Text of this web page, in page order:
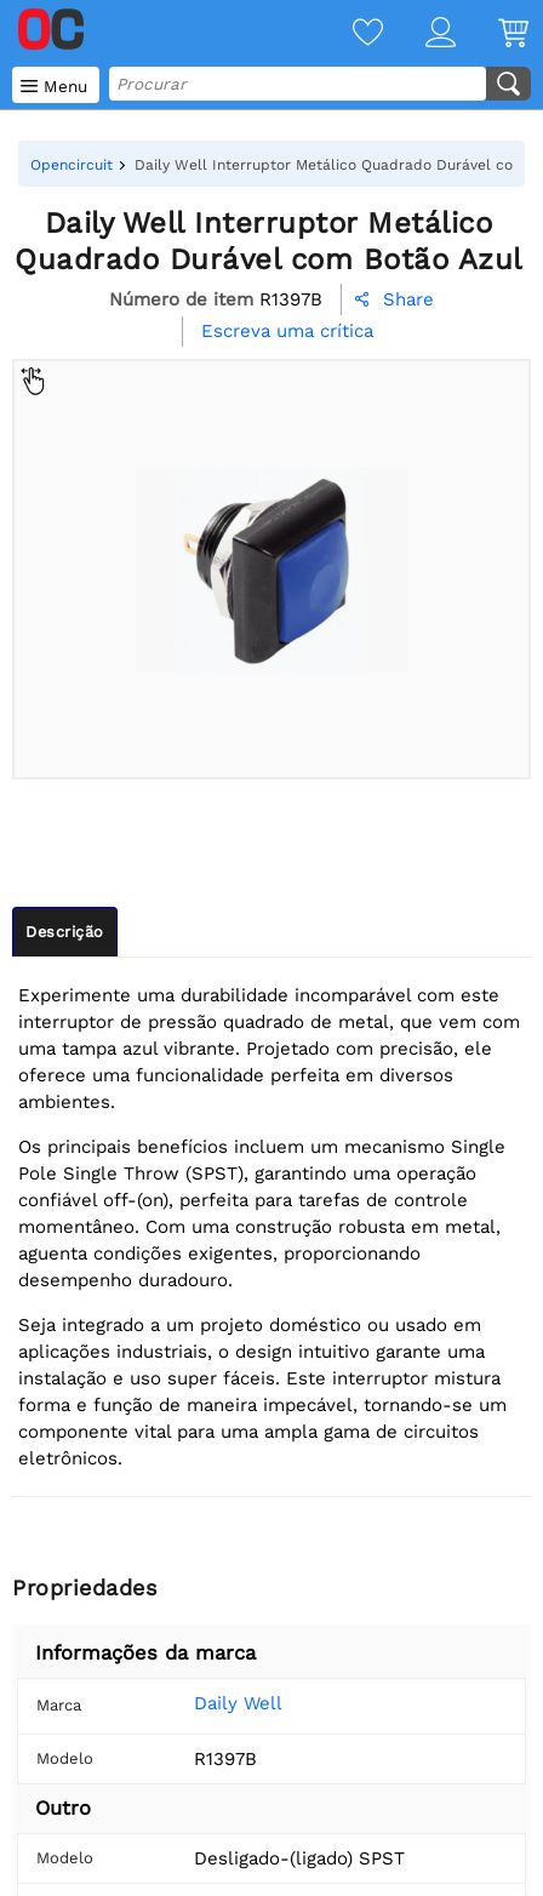
 Menu
Opencircuit Daily Well Interruptor Metálico Quadrado Durável com
Daily Well Interruptor Metálico
Quadrado Durável com Botão Azul
Número de item R1397B 
Share
Escreva uma crítica
Descrição
Experimente uma durabilidade incomparável com este
interruptor de pressão quadrado de metal, que vem com
uma tampa azul vibrante. Projetado com precisão, ele
oferece uma funcionalidade perfeita em diversos
ambientes.
Os principais benefícios incluem um mecanismo Single
Pole Single Throw (SPST), garantindo uma operação
confiável off-(on), perfeita para tarefas de controle
momentâneo. Com uma construção robusta em metal,
aguenta condições exigentes, proporcionando
desempenho duradouro.
Seja integrado a um projeto doméstico ou usado em
aplicações industriais, o design intuitivo garante uma
instalação e uso super fáceis. Este interruptor mistura
forma e função de maneira impecável, tornando-se um
componente vital para uma ampla gama de circuitos
eletrônicos.
Propriedades
Informações da marca
Marca Daily Well
Modelo R1397B
Outro
Modelo Desligado-(ligado) SPST